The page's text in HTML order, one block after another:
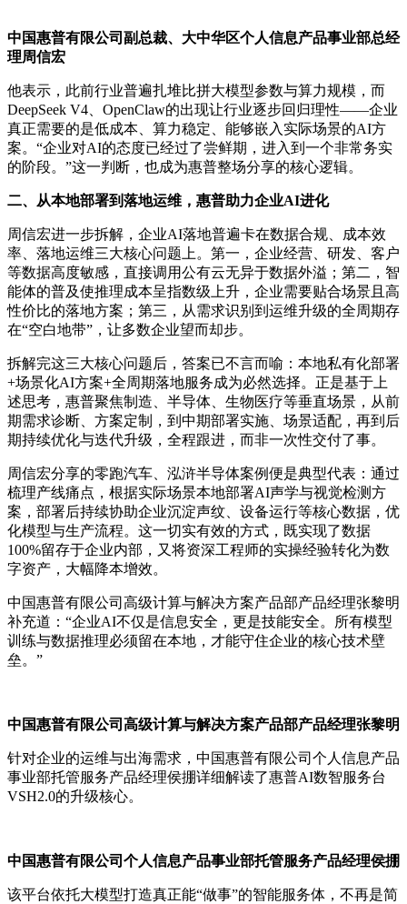
中国惠普有限公司副总裁、大中华区个人信息产品事业部总经
理周信宏
他表示，此前行业普遍扎堆比拼大模型参数与算力规模，而
DeepSeek V4、OpenClaw的出现让行业逐步回归理性——企业
真正需要的是低成本、算力稳定、能够嵌入实际场景的AI方
案。“企业对AI的态度已经过了尝鲜期，进入到一个非常务实
的阶段。”这一判断，也成为惠普整场分享的核心逻辑。
二、从本地部署到落地运维，惠普助力企业AI进化
周信宏进一步拆解，企业AI落地普遍卡在数据合规、成本效
率、落地运维三大核心问题上。第一，企业经营、研发、客户
等数据高度敏感，直接调用公有云无异于数据外溢；第二，智
能体的普及使推理成本呈指数级上升，企业需要贴合场景且高
性价比的落地方案；第三，从需求识别到运维升级的全周期存
在“空白地带”，让多数企业望而却步。
拆解完这三大核心问题后，答案已不言而喻：本地私有化部署
+场景化AI方案+全周期落地服务成为必然选择。正是基于上
述思考，惠普聚焦制造、半导体、生物医疗等垂直场景，从前
期需求诊断、方案定制，到中期部署实施、场景适配，再到后
期持续优化与迭代升级，全程跟进，而非一次性交付了事。
周信宏分享的零跑汽车、泓浒半导体案例便是典型代表：通过
梳理产线痛点，根据实际场景本地部署AI声学与视觉检测方
案，部署后持续协助企业沉淀声纹、设备运行等核心数据，优
化模型与生产流程。这一切实有效的方式，既实现了数据
100%留存于企业内部，又将资深工程师的实操经验转化为数
字资产，大幅降本增效。
中国惠普有限公司高级计算与解决方案产品部产品经理张黎明
补充道：“企业AI不仅是信息安全，更是技能安全。所有模型
训练与数据推理必须留在本地，才能守住企业的核心技术壁
垒。”
中国惠普有限公司高级计算与解决方案产品部产品经理张黎明
针对企业的运维与出海需求，中国惠普有限公司个人信息产品
事业部托管服务产品经理侯掤详细解读了惠普AI数智服务台
VSH2.0的升级核心。
中国惠普有限公司个人信息产品事业部托管服务产品经理侯掤
该平台依托大模型打造真正能“做事”的智能服务体，不再是简